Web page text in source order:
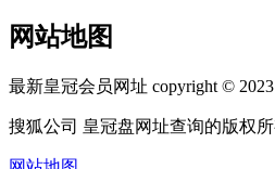
网站地图
最新皇冠会员网址 copyright © 2023
搜狐公司 皇冠盘网址查询的版权